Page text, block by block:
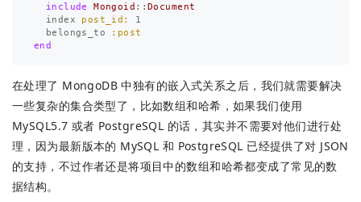
include
Mongoid ::Document
index
post_id: 1
belongs_to
:post
end
在处理了 MongoDB 中独有的嵌入式关系之后，我们就需要解决
一些复杂的集合类型了，比如数组和哈希，如果我们使用
MySQL5.7 或者 PostgreSQL 的话，其实并不需要对他们进行处
理，因为最新版本的 MySQL 和 PostgreSQL 已经提供了对 JSON
的支持，不过作者还是将项目中的数组和哈希都变成了常见的数
据结构。